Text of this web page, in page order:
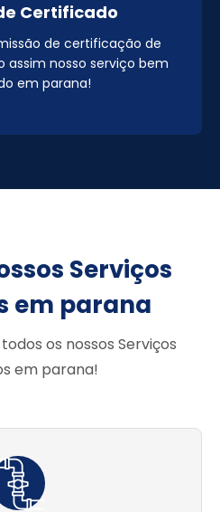
Certificado
de certificação de
assim nosso serviço bem
em parana!
Serviços
em parana
os nossos Serviços
em parana!